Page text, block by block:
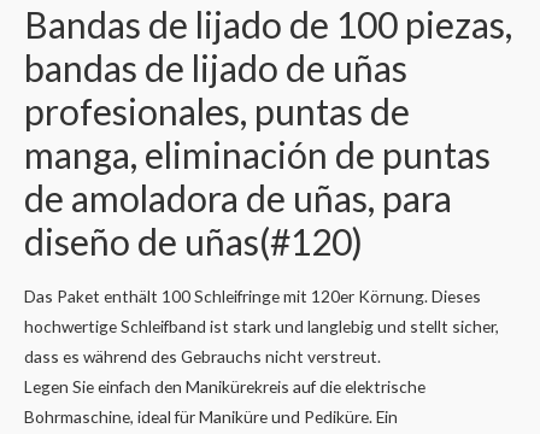
Bandas de lijado de 100 piezas,
bandas de lijado de uñas
profesionales, puntas de
manga, eliminación de puntas
de amoladora de uñas, para
diseño de uñas(#120)
Das Paket enthält 100 Schleifringe mit 120er Körnung. Dieses
hochwertige Schleifband ist stark und langlebig und stellt sicher,
dass es während des Gebrauchs nicht verstreut.
Legen Sie einfach den Manikürekreis auf die elektrische
Bohrmaschine, ideal für Maniküre und Pediküre. Ein